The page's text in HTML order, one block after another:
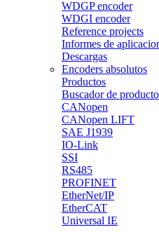
WDGP encoder
WDGI encoder
Reference projects
Informes de
Descargas
Encoders absolutos
Productos
Buscador de
CANopen
CANopen LIFT
SAE J1939
IO-Link
SSI
RS485
PROFINET
EtherNet/IP
EtherCAT
Universal IE